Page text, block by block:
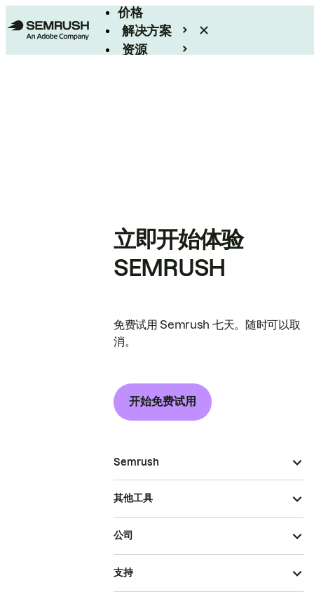
价格
解决方案
资源
立即开始体验
SEMRUSH
免费试用 Semrush 七天。随时可以取
消。
开始免费试用
Semrush
其他工具
公司
支持